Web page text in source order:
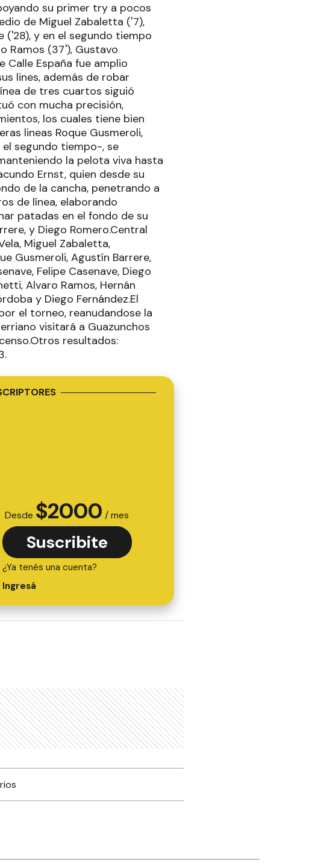
su primer try a pocos
de Miguel Zabaletta ('7),
('28), y en el segundo tiempo
Ramos (37'), Gustavo
España fue amplio
lines, además de robar
de tres cuartos siguió
con mucha precisión,
los cuales tiene bien
lineas Roque Gusmeroli,
el segundo tiempo-, se
la pelota viva hasta
Ernst, quien desde su
de la cancha, penetrando a
de línea, elaborando
patadas en el fondo de su
y Diego Romero.Central
Miguel Zabaletta,
Gusmeroli, Agustín Barrere,
Felipe Casenave, Diego
Alvaro Ramos, Hernán
y Diego Fernández.El
el torneo, reanudandose la
visitará a Guazunchos
resultados:
Desde $2000 / mes
Suscribite
¿Ya tenés una cuenta?
Ingresá